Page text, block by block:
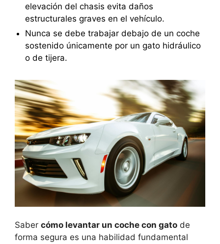
elevación del chasis evita daños
estructurales graves en el vehículo.
Nunca se debe trabajar debajo de un coche
sostenido únicamente por un gato hidráulico
o de tijera.
Saber cómo levantar un coche con gato de
forma segura es una habilidad fundamental